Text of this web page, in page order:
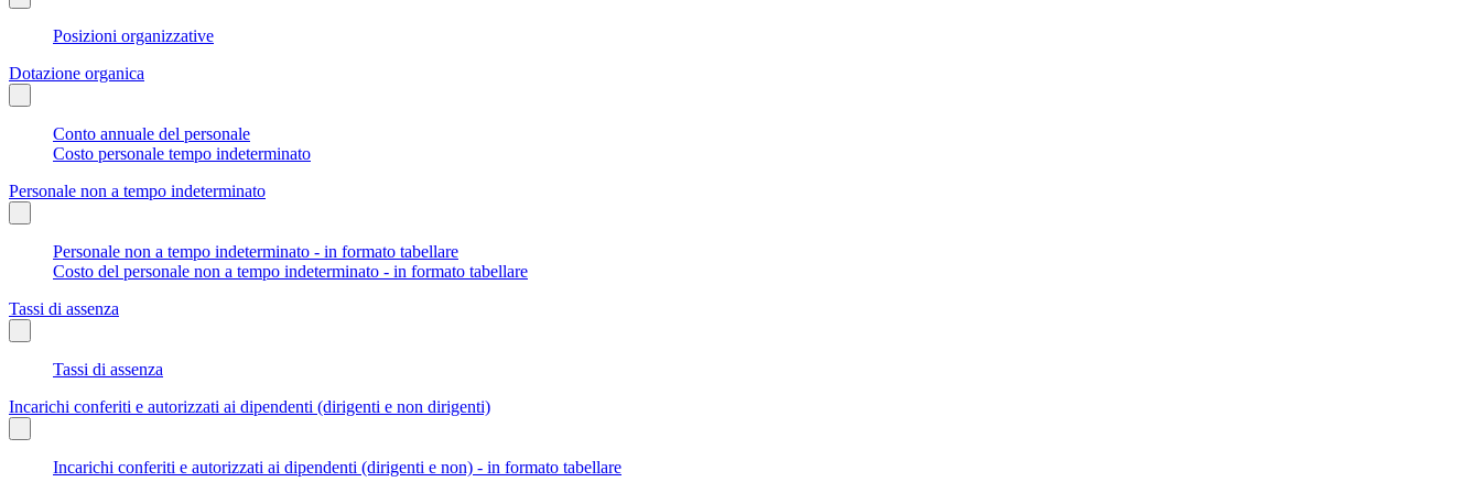
Posizioni organizzative
Dotazione organica
Conto annuale del personale
Costo personale tempo indeterminato
Personale non a tempo indeterminato
Personale non a tempo indeterminato - in formato tabellare
Costo del personale non a tempo indeterminato - in formato tabellare
Tassi di assenza
Tassi di assenza
Incarichi conferiti e autorizzati ai dipendenti (dirigenti e non dirigenti)
Incarichi conferiti e autorizzati ai dipendenti (dirigenti e non) - in formato tabellare